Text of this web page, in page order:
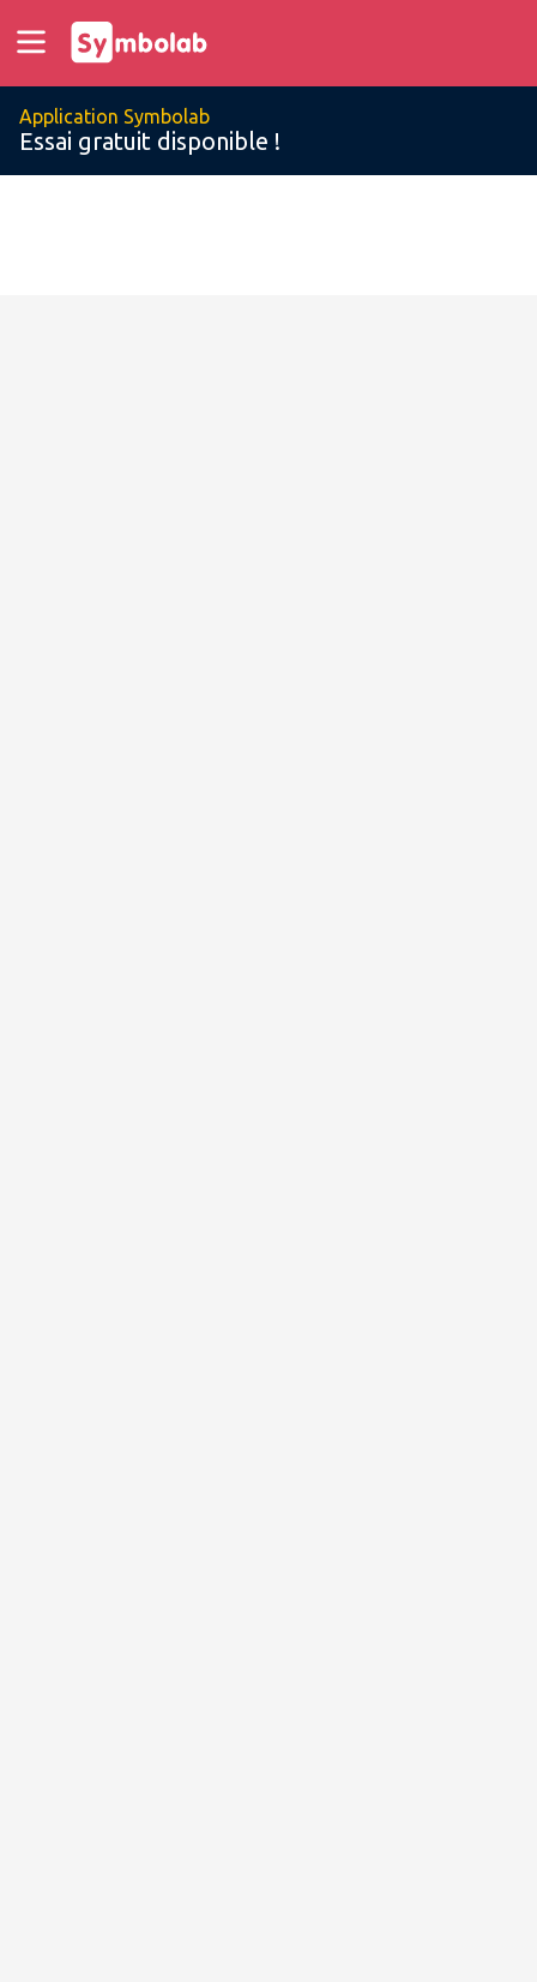
Application Symbolab
Essai gratuit disponible !